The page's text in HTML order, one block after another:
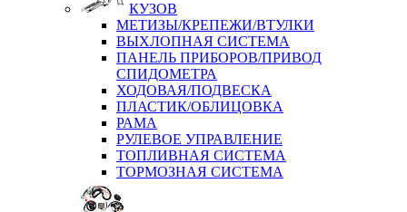
КУЗОВ
МЕТИЗЫ/КРЕПЕЖИ/ВТУЛКИ
ВЫХЛОПНАЯ СИСТЕМА
ПАНЕЛЬ ПРИБОРОВ/ПРИВОД
СПИДОМЕТРА
ХОДОВАЯ/ПОДВЕСКА
ПЛАСТИК/ОБЛИЦОВКА
РАМА
РУЛЕВОЕ УПРАВЛЕНИЕ
ТОПЛИВНАЯ СИСТЕМА
ТОРМОЗНАЯ СИСТЕМА